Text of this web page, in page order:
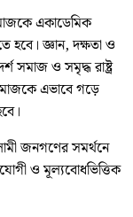
একাডেমিক
হবে। জ্ঞান, দক্ষতা ও
সমাজ ও সমৃদ্ধ রাষ্ট্র
এভাবে গড়ে
জনগণের সমর্থনে
ও মূল্যবোধভিত্তিক